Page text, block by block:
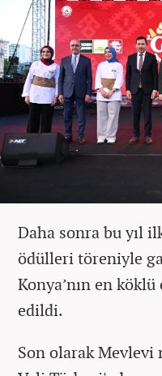
Daha sonra bu yıl
ödülleri töreniyle
Konya’nın en
edildi.
Son olarak Mevlevi